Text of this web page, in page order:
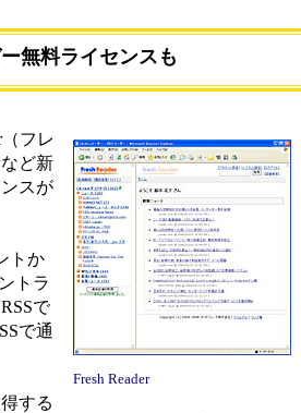
無料ライセンスも
Fresh Reader
フレ
ど新
スが
トか
トラ
で
で通
する